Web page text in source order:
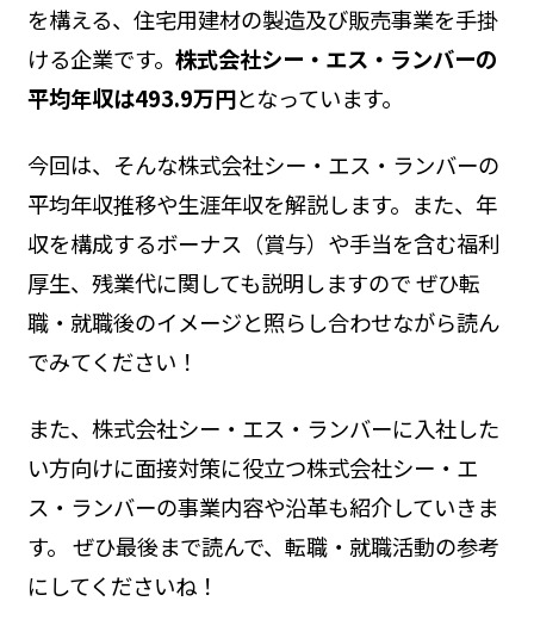
を構える、住宅用建材の製造及び販売事業を手掛
ける企業です。 株式会社シー・エス・ランバーの
平均年収は493.9万円となっています。
今回は、そんな株式会社シー・エス・ランバーの
平均年収推移や生涯年収を解説します。また、年
収を構成するボーナス（賞与）や手当を含む福利
厚生、残業代に関しても説明しますので ぜひ転
職・就職後のイメージと照らし合わせながら読ん
でみてください！
また、株式会社シー・エス・ランバーに入社した
い方向けに面接対策に役立つ株式会社シー・エ
ス・ランバーの事業内容や沿革も紹介していきま
す。 ぜひ最後まで読んで、転職・就職活動の参考
にしてくださいね！